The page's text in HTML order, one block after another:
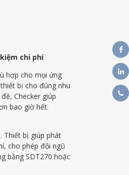
chi phí
hợp cho mọi ứng
bị cho đúng nhu
Checker giúp
bao giờ hết.
Thiết bị giúp phát
cho phép đội ngũ
bằng SDT270 hoặc